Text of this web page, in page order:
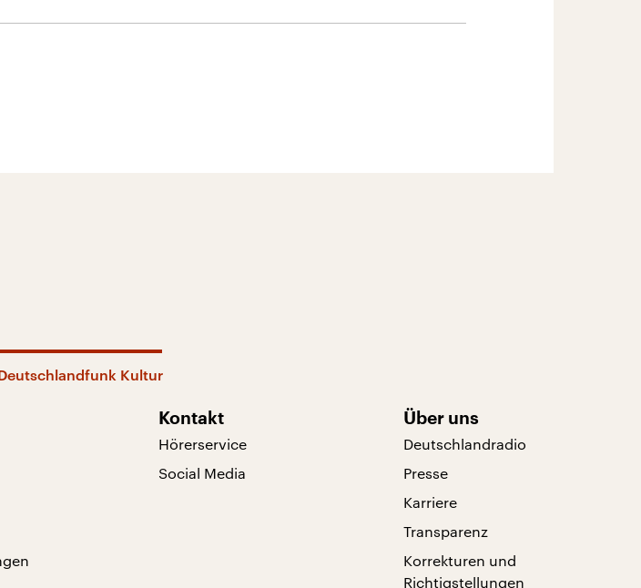
Kultur
Kontakt
Hörerservice
Social Media
Über uns
Deutschlandradio
Presse
Karriere
Transparenz
Korrekturen und
Richtigstellungen